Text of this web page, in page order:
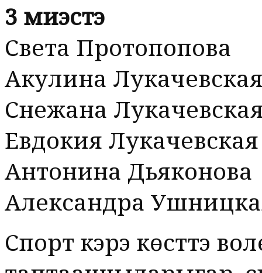
3 миэстэ
Света Протопопова
Акулина
Снежана
Евдокия Лукачевская
Антонина Дьяконова
Александра
Спорт кэрэ көстүүтэ